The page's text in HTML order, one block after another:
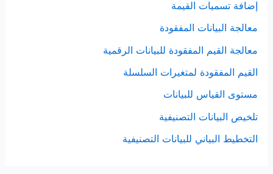
إضافة تسميات القيمة
معالجة البيانات المفقودة
معالجة القيم المفقودة للبيانات الرقمية
القيم المفقودة لمتغيرات السلسلة
مستوى القياس للبيانات
تلخيص البيانات التصنيفية
التخطيط البياني للبيانات التصنيفية